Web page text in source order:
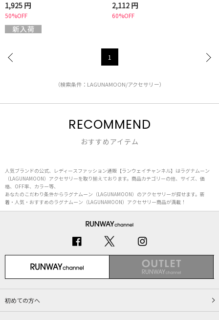
1,925 円
50%OFF
2,112 円
60%OFF
1
（検索条件：LAGUNAMOON/アクセサリー）
RECOMMEND
おすすめアイテム
人気ブランドの公式、レディースファッション通販【ランウェイチャンネル】はラグナムーン
（LAGUNAMOON）アクセサリーを取り揃えております。商品カテゴリーの他、サイズ、価
格、OFF率、カラー等、
あなたのこだわり条件からラグナムーン（LAGUNAMOON）のアクセサリーが探せます。新
着・人気・おすすめのラグナムーン（LAGUNAMOON）アクセサリー商品が満載！
初めての方へ